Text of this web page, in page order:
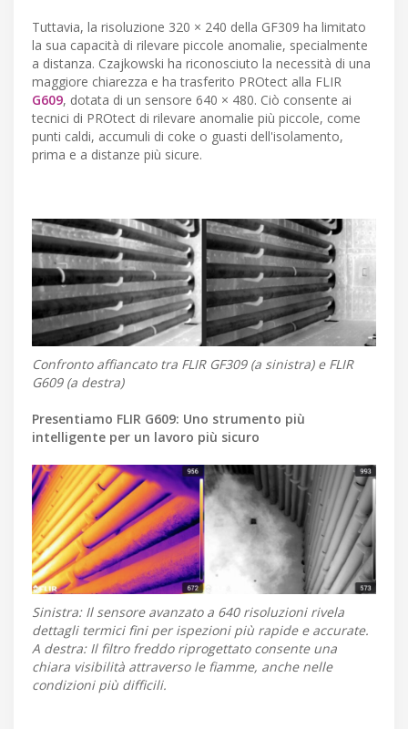
Tuttavia, la risoluzione 320 × 240 della GF309 ha limitato
la sua capacità di rilevare piccole anomalie, specialmente
a distanza. Czajkowski ha riconosciuto la necessità di una
maggiore chiarezza e ha trasferito PROtect alla FLIR
G609, dotata di un sensore 640 × 480. Ciò consente ai
tecnici di PROtect di rilevare anomalie più piccole, come
punti caldi, accumuli di coke o guasti dell'isolamento,
prima e a distanze più sicure.
Confronto affiancato tra FLIR GF309 (a sinistra) e FLIR
G609 (a destra)
Presentiamo FLIR G609: Uno strumento più
intelligente per un lavoro più sicuro
Sinistra: Il sensore avanzato a 640 risoluzioni rivela
dettagli termici fini per ispezioni più rapide e accurate.
A destra: Il filtro freddo riprogettato consente una
chiara visibilità attraverso le fiamme, anche nelle
condizioni più difficili.